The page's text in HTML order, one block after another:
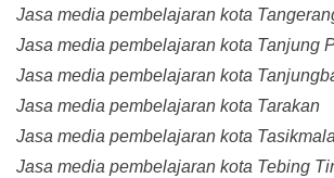
Jasa media pembelajaran kota
Jasa media pembelajaran kota Tanjung
Jasa media pembelajaran kota
Jasa media pembelajaran kota Tarakan
Jasa media pembelajaran kota
Jasa media pembelajaran kota Tebing